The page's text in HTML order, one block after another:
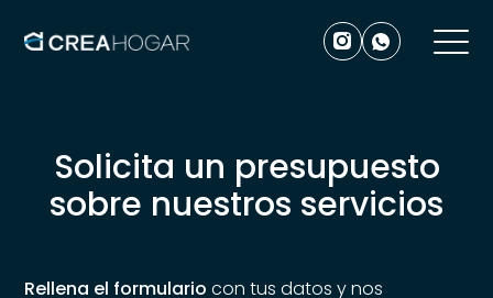
Solicita un presupuesto
sobre nuestros servicios
Rellena el formulario con tus datos y nos